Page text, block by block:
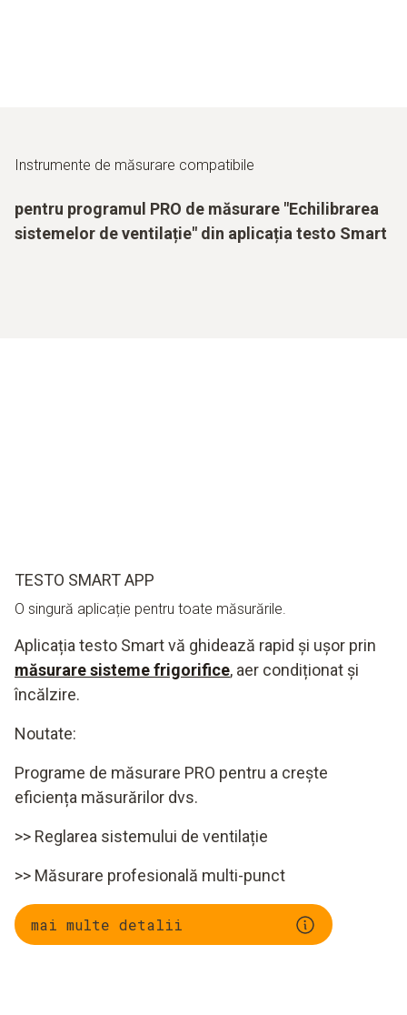
Instrumente de măsurare compatibile
pentru programul PRO de măsurare "Echilibrarea
sistemelor de ventilație" din aplicația testo Smart
TESTO SMART APP
O singură aplicație pentru toate măsurările.
Aplicația testo Smart vă ghidează rapid și ușor prin
măsurare sisteme frigorifice, aer condiționat și
încălzire.
Noutate:
Programe de măsurare PRO pentru a crește
eficiența măsurărilor dvs.
>> Reglarea sistemului de ventilație
>> Măsurare profesională multi-punct
mai multe detalii